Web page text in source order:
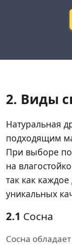
2. Виды
Натуральная
подходящим
При выборе
на
так как
уникальных
2.1 Сосна
Сосна